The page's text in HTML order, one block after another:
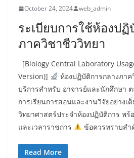
October 24, 2024 web_admin
ระเบียบการใช้ห้องป
ภาควิชาชีววิทยา
[Biology Central Laboratory
Version)]
ห้องปฏิบัติการกลางภา
บริการสำหรับ อาจารย์และนักศึกษา
การเรียนการสอนและงานวิจัยอย่างเ
วิทยาศาสตร์ประจำห้องปฏิบัติการ พร้
และเวลาราชการ
ข้อควรทราบส
Read More